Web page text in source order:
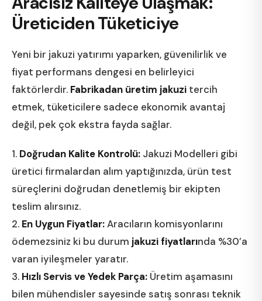
Üreticiden Tüketiciye
Yeni bir jakuzi yatırımı yaparken, güvenilirlik ve
fiyat performans dengesi en belirleyici
faktörlerdir. Fabrikadan üretim jakuzi tercih
etmek, tüketicilere sadece ekonomik avantaj
değil, pek çok ekstra fayda sağlar.
1. Doğrudan Kalite Kontrolü: Jakuzi Modelleri gibi
üretici firmalardan alım yaptığınızda, ürün test
süreçlerini doğrudan denetlemiş bir ekipten
teslim alırsınız.
2. En Uygun Fiyatlar:Aracıların komisyonlarını
ödemezsiniz ki bu durum jakuzi fiyatlarında %30’a
varan iyileşmeler yaratır.
3. Hızlı Servis ve Yedek Parça: Üretim aşamasını
bilen mühendisler sayesinde satış sonrası teknik